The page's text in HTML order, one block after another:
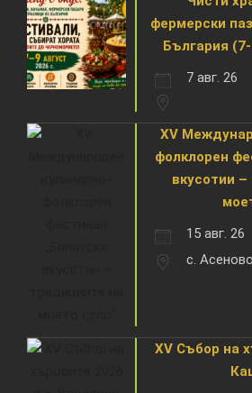
фермерски
България
7 авг. 26
XV
фолклорен
вкусотии
15 авг. 26
с. Асеново
XV Събор на